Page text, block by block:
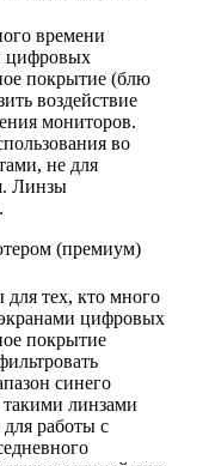
времени
цифровых
покрытие (блю
воздействие
мониторов.
во
не для
Линзы
(премиум)
тех, кто много
цифровых
покрытие
синего
такими линзами
работы с